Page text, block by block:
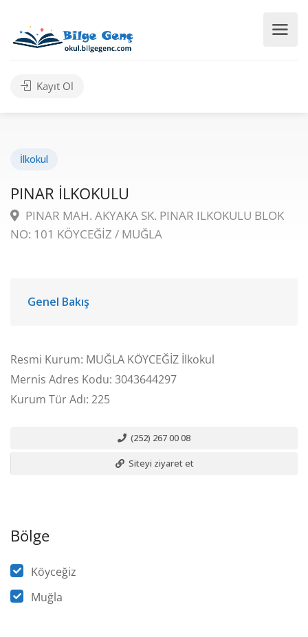
Kayıt Ol
İlkokul
PINAR İLKOKULU
PINAR MAH. AKYAKA SK. PINAR ILKOKULU BLOK
NO: 101 KÖYCEĞİZ / MUĞLA
Genel Bakış
Resmi Kurum: MUĞLA KÖYCEĞİZ İlkokul
Mernis Adres Kodu: 3043644297
Kurum Tür Adı: 225
(252) 267 00 08
Siteyi ziyaret et
Bölge
Köyceğiz
Muğla